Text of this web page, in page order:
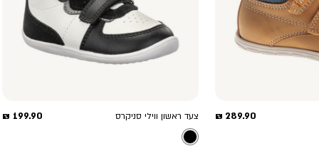
מחיר
289.90 ₪ צעד ראשון ווילי סניקרס
מחיר
199.90 ₪